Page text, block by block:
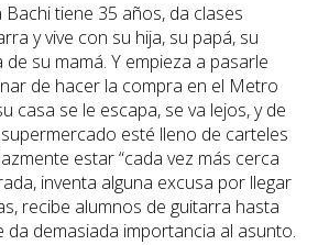
Bachi tiene 35 años, da clases
y vive con su hija, su papá, su
de su mamá. Y empieza a pasarle
de hacer la compra en el Metro
casa se le escapa, se va lejos, y de
esté lleno de carteles
estar “cada vez más cerca
inventa alguna excusa por llegar
recibe alumnos de guitarra hasta
da demasiada importancia al asunto.